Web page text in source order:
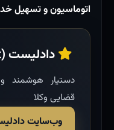
اتوماسیون و تسهیل
دادلیست (DadList)
دستیار هوشمند
قضایی وکلا
وب‌سایت